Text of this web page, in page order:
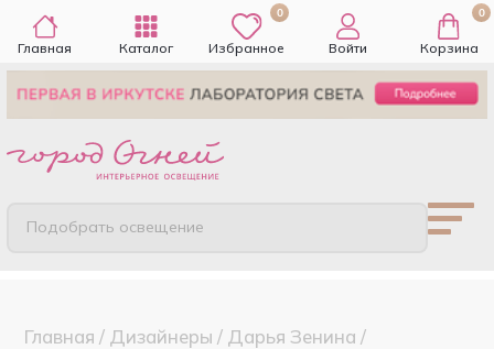
Главная Каталог
0
Избранное Войти
0
Корзина
Подобрать освещение
Главная / Дизайнеры / Дарья Зенина /